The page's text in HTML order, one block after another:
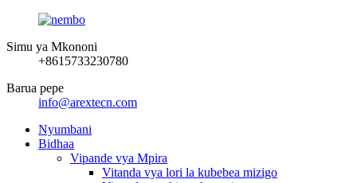
Simu ya Mkononi
+8615733230780
Barua pepe
info@arextecn.com
Nyumbani
Bidhaa
Vipande vya Mpira
Vitanda vya lori la kubebea mizigo